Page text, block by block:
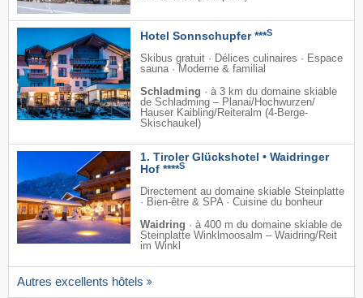
Hotel Sonnschupfer ***S
Skibus gratuit · Délices culinaires · Espace
sauna · Moderne & familial
Schladming · à 3 km du domaine skiable
de Schladming – Planai/​Hochwurzen/​
Hauser Kaibling/​Reiteralm (4-Berge-
Skischaukel)
1. Tiroler Glückshotel • Waidringer
Hof ****S
Directement au domaine skiable Steinplatte
· Bien-être & SPA · Cuisine du bonheur
Waidring · à 400 m du domaine skiable de
Steinplatte Winklmoosalm – Waidring/​Reit
im Winkl
Autres excellents hôtels